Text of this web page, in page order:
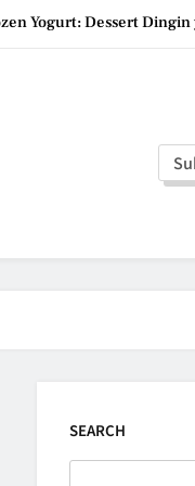
Yogurt: Dessert
Roti Jepang Lembut
Manis dan Gurih
SEARCH